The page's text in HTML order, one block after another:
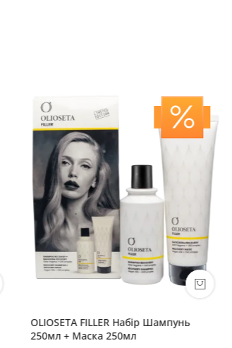
FILLER Набір Шампунь
250мл
Olioseta